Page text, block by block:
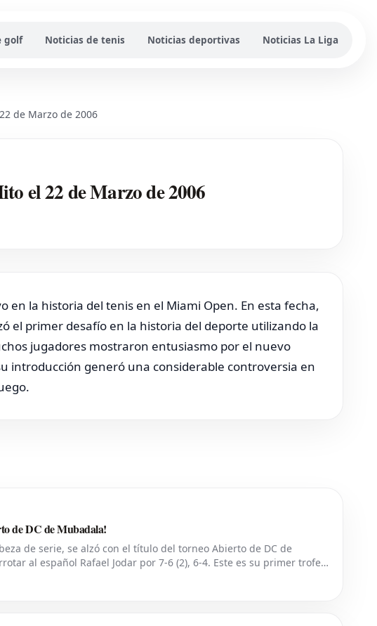
golf Noticias de tenis Noticias deportivas Noticias La Liga
de Marzo de 2006
el 22 de Marzo de 2006
en la historia del tenis en el Miami Open. En esta fecha,
el primer desafío en la historia del deporte utilizando la
jugadores mostraron entusiasmo por el nuevo
introducción generó una considerable controversia en
de DC de Mubadala!
de serie, se alzó con el título del torneo Abierto de DC de
al español Rafael Jodar por 7-6 (2), 6-4. Este es su primer trofeo
número 10 del ranking mundial, habí